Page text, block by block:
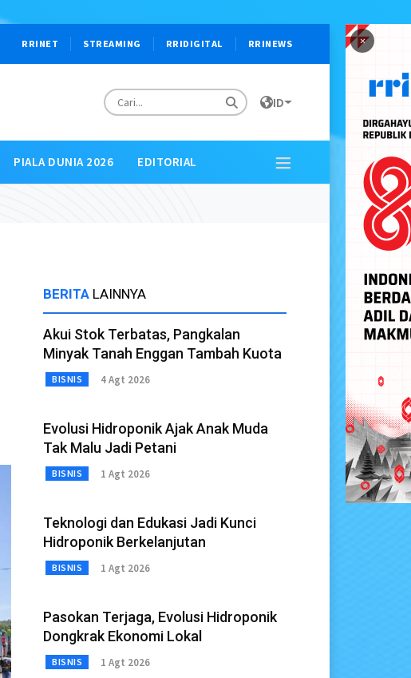
×
RRINET STREAMING RRIDIGITAL RRINEWS
ID
PIALA DUNIA 2026 EDITORIAL
BERITA LAINNYA
Akui Stok Terbatas, Pangkalan
Minyak Tanah Enggan Tambah Kuota
BISNIS 4 Agt 2026
Evolusi Hidroponik Ajak Anak Muda
Tak Malu Jadi Petani
BISNIS 1 Agt 2026
Teknologi dan Edukasi Jadi Kunci
Hidroponik Berkelanjutan
BISNIS 1 Agt 2026
Pasokan Terjaga, Evolusi Hidroponik
Dongkrak Ekonomi Lokal
BISNIS 1 Agt 2026